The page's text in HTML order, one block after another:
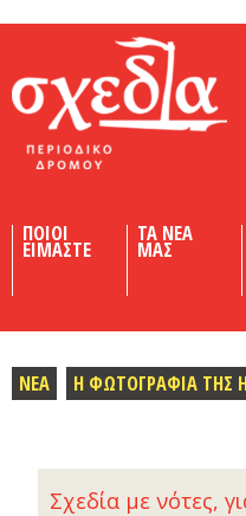
ΠΟΙΟΙ
ΕΙΜΑΣΤΕ
ΤΑ ΝΕΑ
ΜΑΣ
ΝΕΑ Η ΦΩΤΟΓΡΑΦΙΑ ΤΗΣ
Σχεδία με νότες,